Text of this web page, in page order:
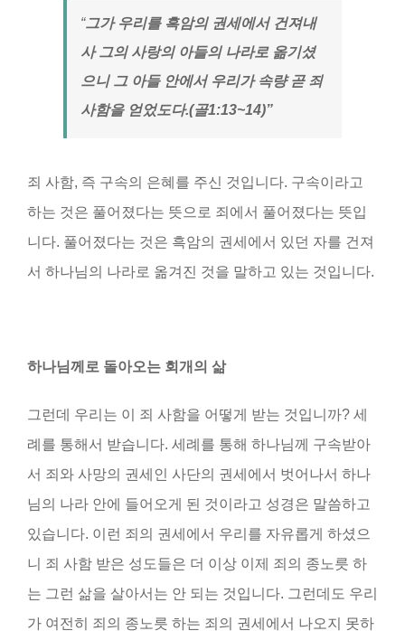
“그가 우리를 흑암의 권세에서 건져내
사 그의 사랑의 아들의 나라로 옮기셨
으니 그 아들 안에서 우리가 속량 곧 죄
사함을 얻었도다.(골1:13~14)”
죄 사함, 즉 구속의 은혜를 주신 것입니다. 구속이라고
하는 것은 풀어졌다는 뜻으로 죄에서 풀어졌다는 뜻입
니다. 풀어졌다는 것은 흑암의 권세에서 있던 자를 건져
서 하나님의 나라로 옮겨진 것을 말하고 있는 것입니다.
하나님께로 돌아오는 회개의 삶
그런데 우리는 이 죄 사함을 어떻게 받는 것입니까? 세
례를 통해서 받습니다. 세례를 통해 하나님께 구속받아
서 죄와 사망의 권세인 사단의 권세에서 벗어나서 하나
님의 나라 안에 들어오게 된 것이라고 성경은 말씀하고
있습니다. 이런 죄의 권세에서 우리를 자유롭게 하셨으
니 죄 사함 받은 성도들은 더 이상 이제 죄의 종노릇 하
는 그런 삶을 살아서는 안 되는 것입니다. 그런데도 우리
가 여전히 죄의 종노릇 하는 죄의 권세에서 나오지 못하